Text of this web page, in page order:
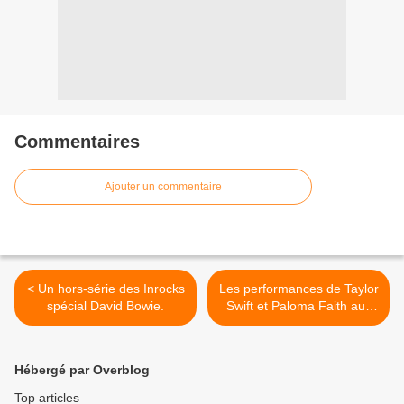
Commentaires
Ajouter un commentaire
< Un hors-série des Inrocks
spécial David Bowie.
Les performances de Taylor
Swift et Paloma Faith aux
Brit Awards 2015 (Vidéos).
Hébergé par Overblog
Top articles